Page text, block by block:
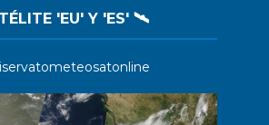
'EU' Y 'ES' 🛰️